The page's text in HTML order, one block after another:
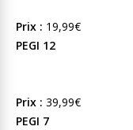
Prix : 19,99€
PEGI 12
Prix : 39,99€
PEGI 7